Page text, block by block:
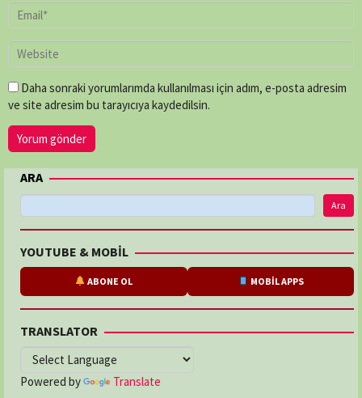
Daha sonraki yorumlarımda kullanılması için adım, e-posta adresim
ve site adresim bu tarayıcıya kaydedilsin.
ARA
Ara
YOUTUBE & MOBİL
ABONE OL MOBİL APPS
TRANSLATOR
Powered by Translate